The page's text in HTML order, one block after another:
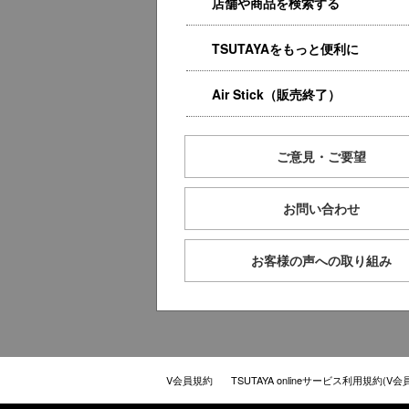
TSUTAYAをもっと便利に
Air Stick（販売終了）
ご意見・ご要望
お問い合わせ
お客様の声への取り組み
V会員規約 TSUTAYA onlineサービス利用規約(V会